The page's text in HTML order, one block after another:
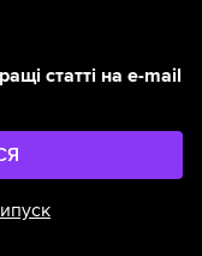
статті на e-mail